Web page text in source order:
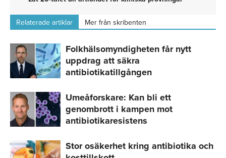
Relaterade artiklar Mer från skribenten
Folkhälsomyndigheten får nytt
uppdrag att säkra
antibiotikatillgången
Umeåforskare: Kan bli ett
genombrott i kampen mot
antibiotikaresistens
Stor osäkerhet kring antibiotika och